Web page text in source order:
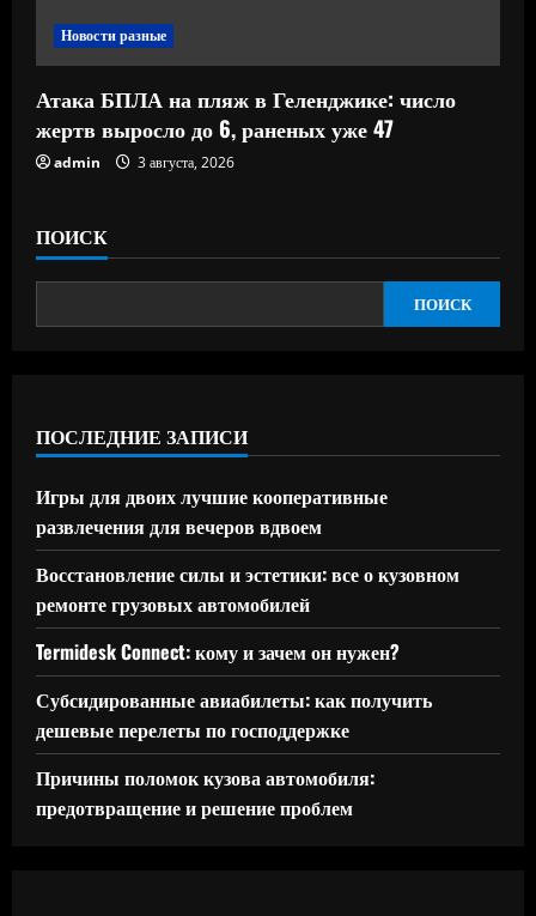
Новости разные
Атака БПЛА на пляж в Геленджике: число
жертв выросло до 6, раненых уже 47
admin 3 августа, 2026
ПОИСК
ПОИСК
ПОСЛЕДНИЕ ЗАПИСИ
Игры для двоих лучшие кооперативные
развлечения для вечеров вдвоем
Восстановление силы и эстетики: все о кузовном
ремонте грузовых автомобилей
Termidesk Connect: кому и зачем он нужен?
Субсидированные авиабилеты: как получить
дешевые перелеты по господдержке
Причины поломок кузова автомобиля:
предотвращение и решение проблем